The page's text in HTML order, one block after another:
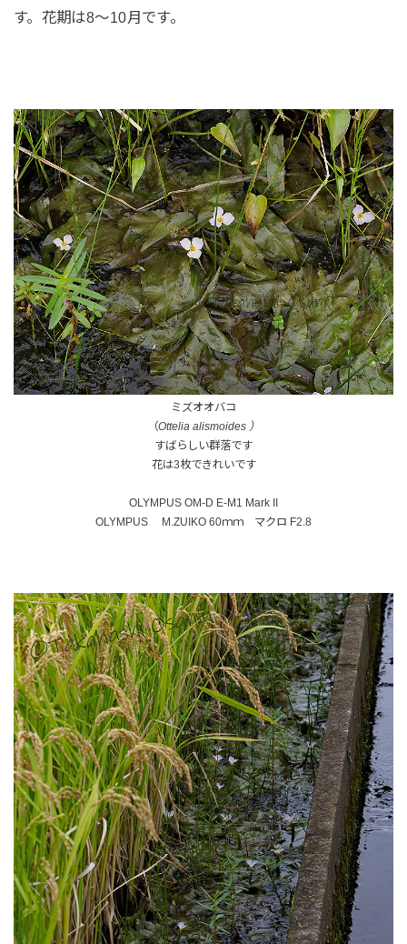
す。花期は8～10月です。
ミズオオバコ
（Ottelia alismoides ）
すばらしい群落です
花は3枚できれいです
OLYMPUS OM-D E-M1 Mark II
OLYMPUS M.ZUIKO 60ｍｍ マクロ F2.8